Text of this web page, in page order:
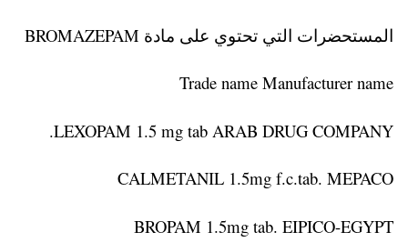
المستحضرات التي تحتوي على مادة BROMAZEPAM
Trade name Manufacturer name
LEXOPAM 1.5 mg tab ARAB DRUG COMPANY.
CALMETANIL 1.5mg f.c.tab. MEPACO
BROPAM 1.5mg tab. EIPICO-EGYPT